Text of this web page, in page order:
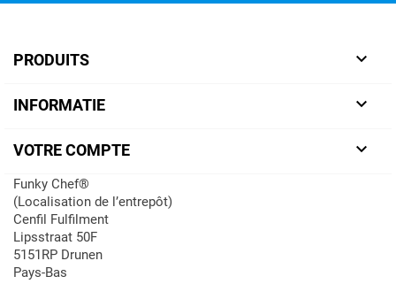
PRODUITS 
INFORMATIE 
VOTRE COMPTE 
Funky Chef®
(Localisation de l’entrepôt)
Cenfil Fulfilment
Lipsstraat 50F
5151RP Drunen
Pays-Bas